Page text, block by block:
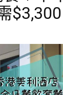
$3,300